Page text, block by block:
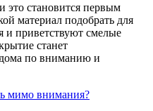
это становится первым
материал подобрать для
и приветствуют смелые
станет
по вниманию и
мимо внимания?